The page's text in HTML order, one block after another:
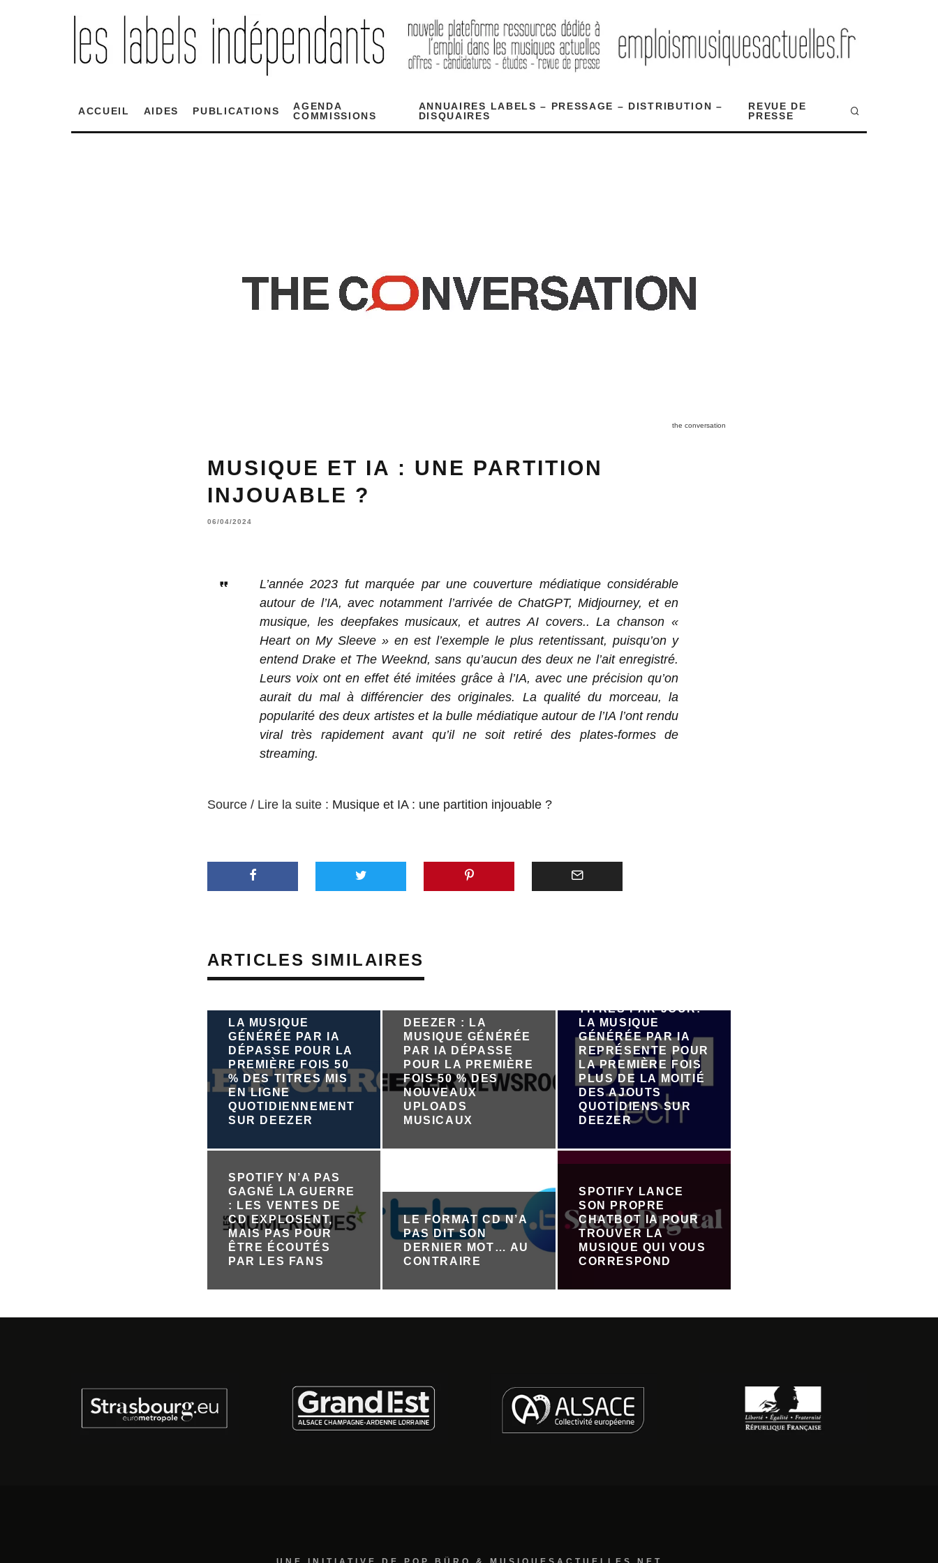
ACCUEIL AIDES PUBLICATIONS
AGENDA
COMMISSIONS
ANNUAIRES LABELS – PRESSAGE – DISTRIBUTION –
DISQUAIRES
REVUE DE
PRESSE
the conversation
MUSIQUE ET IA : UNE PARTITION
INJOUABLE ?
06/04/2024
L’année 2023 fut marquée par une couverture médiatique considérable
autour de l’IA, avec notamment l’arrivée de ChatGPT, Midjourney, et en
musique, les deepfakes musicaux, et autres AI covers.. La chanson «
Heart on My Sleeve » en est l’exemple le plus retentissant, puisqu’on y
entend Drake et The Weeknd, sans qu’aucun des deux ne l’ait enregistré.
Leurs voix ont en effet été imitées grâce à l’IA, avec une précision qu’on
aurait du mal à différencier des originales. La qualité du morceau, la
popularité des deux artistes et la bulle médiatique autour de l’IA l’ont rendu
viral très rapidement avant qu’il ne soit retiré des plates-formes de
streaming.
Source / Lire la suite : Musique et IA : une partition injouable ?
ARTICLES SIMILAIRES
LA MUSIQUE
GÉNÉRÉE PAR IA
DÉPASSE POUR LA
PREMIÈRE FOIS 50
% DES TITRES MIS
EN LIGNE
QUOTIDIENNEMENT
SUR DEEZER
DEEZER : LA
MUSIQUE GÉNÉRÉE
PAR IA DÉPASSE
POUR LA PREMIÈRE
FOIS 50 % DES
NOUVEAUX
UPLOADS
MUSICAUX
TITRES PAR JOUR:
LA MUSIQUE
GÉNÉRÉE PAR IA
REPRÉSENTE POUR
LA PREMIÈRE FOIS
PLUS DE LA MOITIÉ
DES AJOUTS
QUOTIDIENS SUR
DEEZER
SPOTIFY N’A PAS
GAGNÉ LA GUERRE
: LES VENTES DE
CD EXPLOSENT,
MAIS PAS POUR
ÊTRE ÉCOUTÉS
PAR LES FANS
LE FORMAT CD N’A
PAS DIT SON
DERNIER MOT… AU
CONTRAIRE
SPOTIFY LANCE
SON PROPRE
CHATBOT IA POUR
TROUVER LA
MUSIQUE QUI VOUS
CORRESPOND